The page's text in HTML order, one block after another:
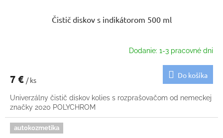
Čistič diskov s indikátorom 500 ml
Dodanie: 1-3 pracovné dni
7 € / ks
Do košíka
Univerzálny čistič diskov kolies s rozprašovačom od nemeckej
značky 2020 POLYCHROM
autokozmetika